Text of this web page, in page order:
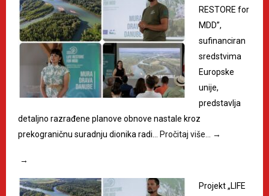
RESTORE for
MDD”,
sufinanciran
sredstvima
Europske
unije,
predstavlja
detaljno razrađene planove obnove nastale kroz
prekograničnu suradnju dionika radi…
Pročitaj više… →
→
Projekt „LIFE